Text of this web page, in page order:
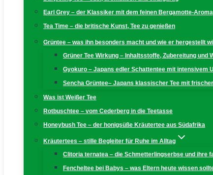
Earl Grey – der Klassiker mit dem feinen Bergamotte-Aroma
Tea Time – die britische Kunst, Tee zu genießen
Grüntee – was ihn besonders macht und wie er hergestellt
Grüner Tee Wirkung – Inhaltsstoffe, Zubereitung und
Gyokuro – Japans edler Schattentee mit intensivem
Sencha Grüntee– Japans klassischer Tee mit
Was ist Weißer Tee
Rotbuschtee – vom Cederberg in die Teetasse
Honeybush Tee – der honigsüße Kräutertee aus Südafrika
Kräutertees – stille Begleiter für Ruhe im Alltag
Clitoria ternatea – die Schmetterlingserbse und ihre
Fencheltee bei Babys – was Eltern heute wissen